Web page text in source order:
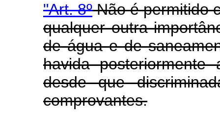
"Art. 8ºNão é permitido
qualquer outra
de água e de
havida
desde que
comprovantes.